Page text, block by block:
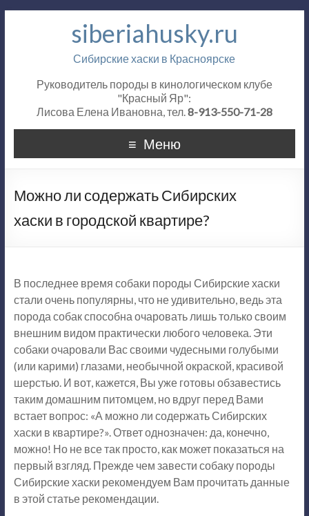
siberiahusky.ru
Сибирские хаски в Красноярске
Руководитель породы в кинологическом клубе
"Красный Яр":
Лисова Елена Ивановна, тел.8-913-550-71-28
Меню
Можно ли содержать Сибирских
хаски в городской квартире?
В последнее время собаки породы Сибирские хаски
стали очень популярны, что не удивительно, ведь эта
порода собак способна очаровать лишь только своим
внешним видом практически любого человека. Эти
собаки очаровали Вас своими чудесными голубыми
(или карими) глазами, необычной окраской, красивой
шерстью. И вот, кажется, Вы уже готовы обзавестись
таким домашним питомцем, но вдруг перед Вами
встает вопрос: «А можно ли содержать Сибирских
хаски в квартире?». Ответ однозначен: да, конечно,
можно! Но не все так просто, как может показаться на
первый взгляд. Прежде чем завести собаку породы
Сибирские хаски рекомендуем Вам прочитать данные
в этой статье рекомендации.